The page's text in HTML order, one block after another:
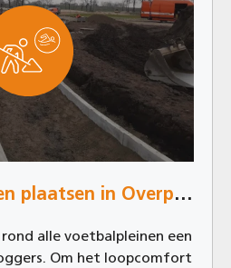
Scheidingsbanden plaatsen in Overpelt
alle voetbalpleinen een
Om het loopcomfort